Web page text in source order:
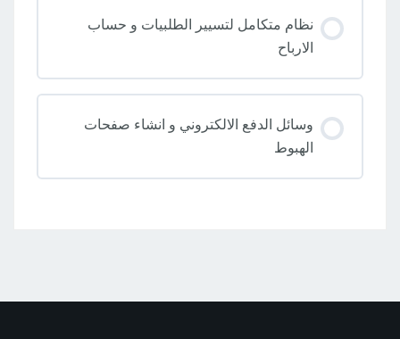
نظام متكامل لتسيير الطلبيات و حساب
الارباح
وسائل الدفع الالكتروني و انشاء صفحات
الهبوط